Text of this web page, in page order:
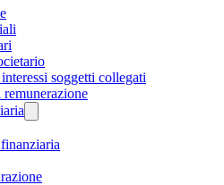
soggetti collegati